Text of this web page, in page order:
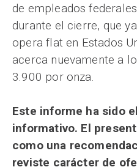
de empleados
durante el cierre, que
opera flat en Estados
acerca nuevamente a
3.900 por onza.
Este informe ha sido
informativo. El
como una
reviste carácter de